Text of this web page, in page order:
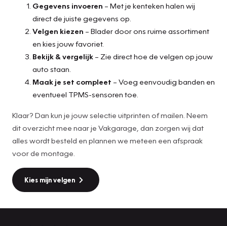
Gegevens invoeren – Met je kenteken halen wij
direct de juiste gegevens op.
Velgen kiezen – Blader door ons ruime assortiment
en kies jouw favoriet.
Bekijk & vergelijk – Zie direct hoe de velgen op jouw
auto staan.
Maak je set compleet – Voeg eenvoudig banden en
eventueel TPMS-sensoren toe.
Klaar? Dan kun je jouw selectie uitprinten of mailen. Neem
dit overzicht mee naar je Vakgarage, dan zorgen wij dat
alles wordt besteld en plannen we meteen een afspraak
voor de montage.
Kies mijn velgen